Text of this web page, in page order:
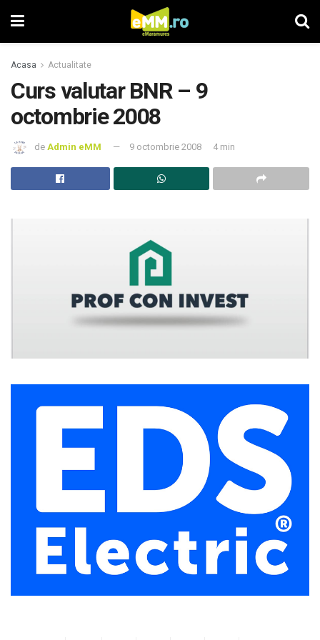
Acasa Actualitate
Curs valutar BNR – 9
octombrie 2008
de Admin eMM 9 octombrie 2008 4 min